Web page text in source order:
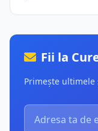
Fii la
Primește